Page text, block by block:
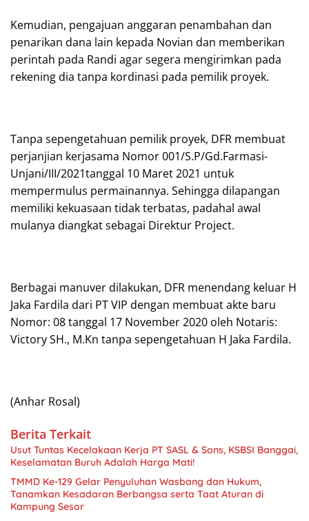
Kemudian, pengajuan anggaran penambahan dan
penarikan dana lain kepada Novian dan memberikan
perintah pada Randi agar segera mengirimkan pada
rekening dia tanpa kordinasi pada pemilik proyek.
Tanpa sepengetahuan pemilik proyek, DFR membuat
perjanjian kerjasama Nomor 001/S.P/Gd.Farmasi-
Unjani/III/2021tanggal 10 Maret 2021 untuk
mempermulus permainannya. Sehingga dilapangan
memiliki kekuasaan tidak terbatas, padahal awal
mulanya diangkat sebagai Direktur Project.
Berbagai manuver dilakukan, DFR menendang keluar H
Jaka Fardila dari PT VIP dengan membuat akte baru
Nomor: 08 tanggal 17 November 2020 oleh Notaris:
Victory SH., M.Kn tanpa sepengetahuan H Jaka Fardila.
(Anhar Rosal)
Berita Terkait
Usut Tuntas Kecelakaan Kerja PT SASL & Sons, KSBSI Banggai,
TMMD Ke-129 Gelar Penyuluhan Wasbang dan Hukum,
Tanamkan Kesadaran Berbangsa serta Taat Aturan di
Kampung Sesor